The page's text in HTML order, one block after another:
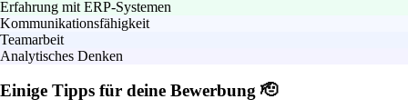
Erfahrung mit ERP-Systemen
Kommunikationsfähigkeit
Teamarbeit
Analytisches Denken
Einige Tipps für deine Bewerbung 🫡